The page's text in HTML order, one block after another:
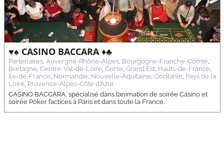
♥️♠️ CASINO BACCARA ♦️♣️
Partenaires, Auvergne-Rhône-Alpes, Bourgogne-Franche-Comté,
Bretagne, Centre-Val-de-Loire, Corse, Grand Est, Hauts-de-France,
Ile-de-France, Normandie, Nouvelle-Aquitaine, Occitanie, Pays de la
Loire, Provence-Alpes-Côte d’Azur
CASINO BACCARA, spécialisé dans l’animation de soirée Casino et
soirée Poker factices à Paris et dans toute la France.